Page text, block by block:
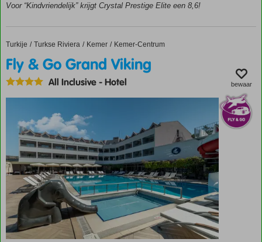
restaurants
Diverse
zwembaden
en
waterglijbanen
Voor “Kindvriendelijk” krijgt Crystal Prestige Elite een 8,6!
Home
Turkije Turkse Riviera Kemer Kemer-Centrum
Fly & Go Grand Viking
Fly & Go Grand Viking
All Inclusive-Hotel bewaar